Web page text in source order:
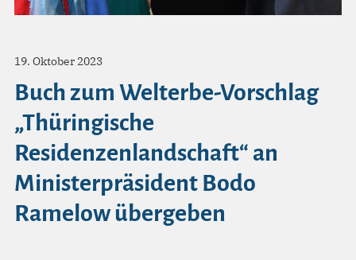
19. Oktober 2023
Buch zum Welterbe-Vorschlag
„Thüringische
Residenzenlandschaft“ an
Ministerpräsident Bodo
Ramelow übergeben